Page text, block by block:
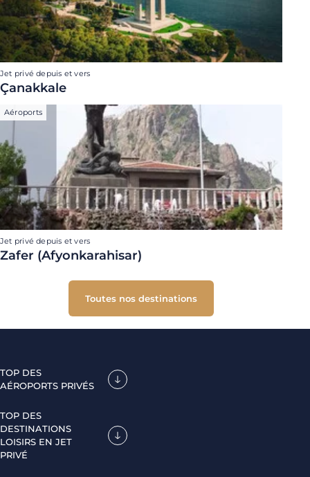
Jet privé depuis et vers
Çanakkale
Aéroports
Jet privé depuis et vers
Zafer (Afyonkarahisar)
Toutes nos destinations
TOP DES
AÉROPORTS PRIVÉS
TOP DES
DESTINATIONS
LOISIRS EN JET
PRIVÉ